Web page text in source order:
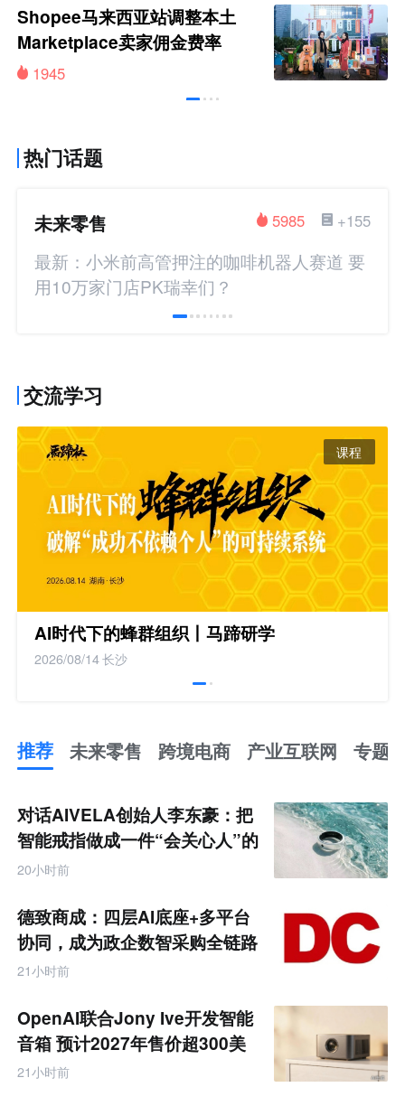
Shopee马来西亚站调整本土
Marketplace卖家佣金费率
1945
热门话题
未来零售 +155
5985
最新：小米前高管押注的咖啡机器人赛道 要
用10万家门店PK瑞幸们？
交流学习
课程
AI时代下的蜂群组织丨马蹄研学
2026/08/14长沙
推荐 未来零售 跨境电商 产业互联网 专题
来
零
售
跨
境
商
产
业
互
联
网
对话AIVELA创始人李东豪：把
智能戒指做成一件“会关心人”的
饰品
20小时前
德致商成：四层AI底座+多平台
协同，成为政企数智采购全链路
服务商
21小时前
OpenAI联合Jony Ive开发智能
音箱 预计2027年售价超300美
元
21小时前